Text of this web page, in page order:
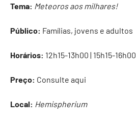
Tema: Meteoros aos milhares!
Público: Famílias, jovens e adultos
Horários: 12h15-13h00 | 15h15-16h00
Preço: Consulte aqui
Local: Hemispherium